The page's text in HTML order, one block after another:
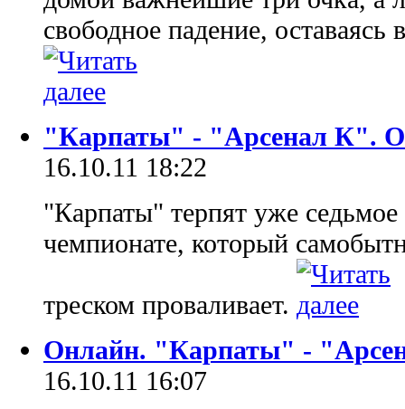
свободное падение,
"Карпаты" - "Арсенал К".
16.10.11 18:22
"Карпаты" терпят уже
чемпионате, который
треском проваливает.
Онлайн. "Карпаты" -
16.10.11 16:07